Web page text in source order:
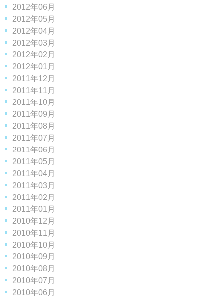
2012年06月
2012年05月
2012年04月
2012年03月
2012年02月
2012年01月
2011年12月
2011年11月
2011年10月
2011年09月
2011年08月
2011年07月
2011年06月
2011年05月
2011年04月
2011年03月
2011年02月
2011年01月
2010年12月
2010年11月
2010年10月
2010年09月
2010年08月
2010年07月
2010年06月